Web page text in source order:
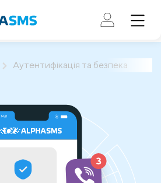
Аутентифікація та безпека